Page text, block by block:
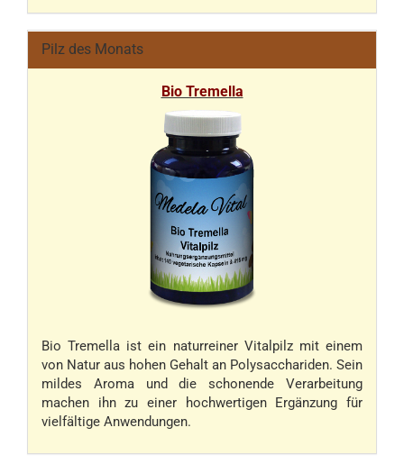
Pilz des Monats
Bio Tremella
Bio Tremella ist ein naturreiner Vitalpilz mit einem
von Natur aus hohen Gehalt an Polysacchariden. Sein
mildes Aroma und die schonende Verarbeitung
machen ihn zu einer hochwertigen Ergänzung für
vielfältige Anwendungen.